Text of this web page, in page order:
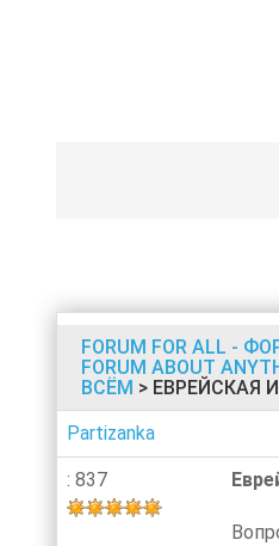
FORUM FOR ALL -
FORUM ABOUT
ВСЁМ > ЕВРЕЙСКАЯ
Partizanka
: 837